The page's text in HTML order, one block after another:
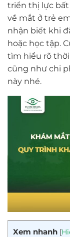
triển thị lực
về mắt ở trẻ
nhận biết khi
hoặc học tập.
tìm hiểu rõ
cũng như chi
này nhé.
Xem nhanh [